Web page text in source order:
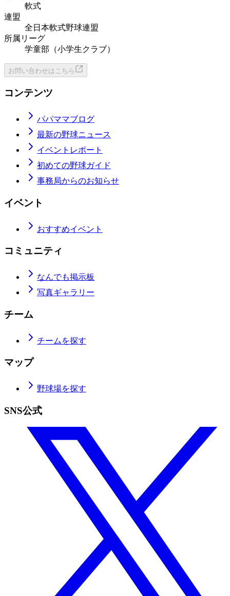
軟式
連盟
全日本軟式野球連盟
所属リーグ
学童部（小学生クラブ）
お問い合わせはこちら
コンテンツ
パパママブログ
最新の野球ニュース
イベントレポート
初めての野球ガイド
事務局からのお知らせ
イベント
おすすめイベント
コミュニティ
なんでも掲示板
写真ギャラリー
チーム
チームを探す
マップ
野球場を探す
SNS公式